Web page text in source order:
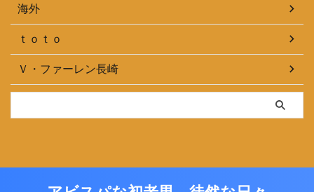
海外
ｔｏｔｏ
Ｖ・ファーレン長崎